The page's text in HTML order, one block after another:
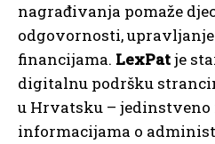
nagrađivanja pomaže
odgovornosti,
financijama. LexPatje
digitalnu podršku
u Hrvatsku –
informacijama o